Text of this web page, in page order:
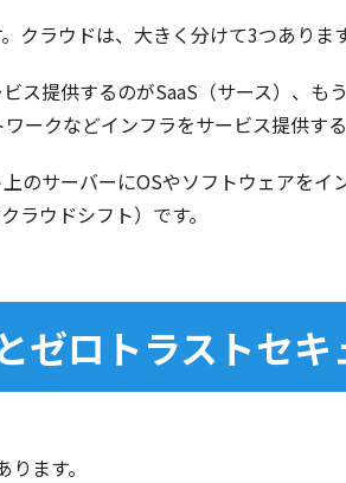
クラウドは、大きく分けて3つあります
ス提供するのがSaaS（サース）、
ークなどインフラをサービス提供する
のサーバーにOSやソフトウェアをイ
ラウドシフト）です。
ゼロトラストセキ
ます。